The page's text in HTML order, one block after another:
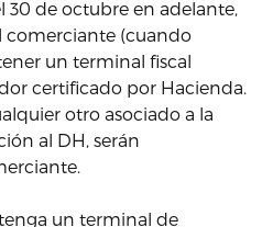
de octubre en adelante,
comerciante (cuando
un terminal fiscal
certificado por Hacienda.
otro asociado a la
al DH, serán
un terminal de